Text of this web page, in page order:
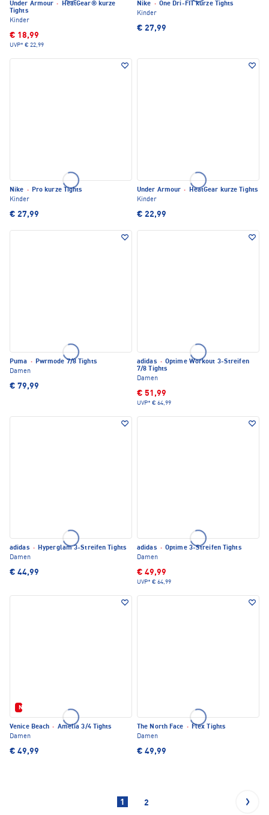
Under Armour ·
HeatGear® kurze
Tights
Kinder
€ 18,99
UVP* € 22,99
Nike · One Dri-FIT kurze Tights
Kinder
€ 27,99
Nike · Pro kurze Tights
Kinder
€ 27,99
Under Armour ·
HeatGear kurze Tights
Kinder
€ 22,99
Puma · Pwrmode 7/8 Tights
Damen
€ 79,99
adidas · Optime Workout 3-Streifen
7/8 Tights
Damen
€ 51,99
UVP* € 64,99
adidas · Hyperglam 3-Streifen Tights
Damen
€ 44,99
adidas · Optime 3-Streifen Tights
Damen
€ 49,99
UVP* € 64,99
Neu
Venice Beach · Amelia 3/4 Tights
Damen
€ 49,99
The North Face · Flex Tights
Damen
€ 49,99
1 2